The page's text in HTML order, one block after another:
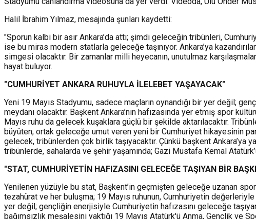
Halil İbrahim Yılmaz, mesajında şunları kaydetti:
"Sporun kalbi bir asır Ankara’da attı; şimdi geleceğin tribünleri,
ise bu miras modern statlarla geleceğe taşınıyor. Ankara’ya
simgesi olacaktır. Bir zamanlar milli heyecanın, unutulmaz
hayat buluyor.
"CUMHURİYET ANKARA RUHUYLA İLELEBET YAŞAYACAK"
Yeni 19 Mayıs Stadyumu, sadece maçların oynandığı bir yer değil;
meydanı olacaktır. Başkent Ankara’nın hafızasında yer etmiş spor
Mayıs ruhu da gelecek kuşaklara güçlü bir şekilde aktarılacaktır.
büyüten, ortak geleceğe umut veren yeni bir Cumhuriyet hikayesinin
gelecek, tribünlerden çok birlik taşıyacaktır. Çünkü başkent
tribünlerde, sahalarda ve şehir yaşamında; Gazi Mustafa Kemal
"STAT, CUMHURİYETİN HAFIZASINI GELECEĞE TAŞIYAN BİR
Yenilenen yüzüyle bu stat, Başkent’in geçmişten geleceğe uzanan
tezahürat ve her buluşma; 19 Mayıs ruhunun, Cumhuriyetin
yer değil; gençliğin enerjisiyle Cumhuriyetin hafızasını geleceğe
bağımsızlık meşalesini yaktığı 19 Mayıs Atatürk'ü Anma, Gençlik ve